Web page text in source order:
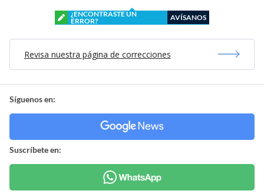
¿ENCONTRASTE UN
ERROR?
AVÍSANOS
Revisa nuestra página de correcciones
Síguenos en:
Suscríbete en: